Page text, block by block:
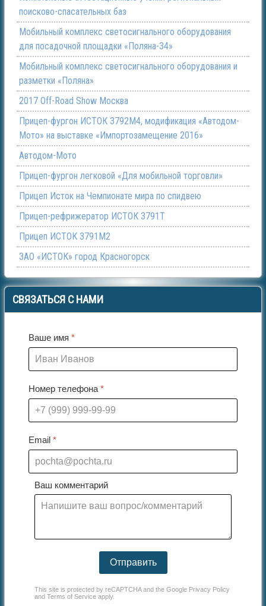
поисково-спасательных баз
Мобильный комплекс светосигнального оборудования
для посадочной площадки «Поляна-34»
Мобильный комплекс светосигнального оборудования и
разметки «Поляна»
2017 Off-Road Show Москва
Прицеп-фургон ИСТОК 3792М4, модификация «Автодом-
Мото» на выставке «Импортозамещение 2016»
Автодом-Мото
Прицеп-фургон легковой «Для мобильной торговли»
Прицеп Исток на Чемпионате мира по спидвею
Прицеп-рефрижератор ИСТОК 3791Т
Прицеп ИСТОК 3791М2
ЗАО «ИСТОК» город Красногорск
СВЯЗАТЬСЯ С НАМИ
Ваше имя *
Номер телефона *
Email *
Ваш комментарий
Отправить
This site is protected by reCAPTCHA and the Google Privacy Policy
and Terms of Service apply.